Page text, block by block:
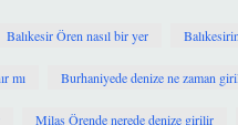
Balıkesir Ören nasıl bir yer
mı Burhaniyede denize ne zaman
Milas Örende nerede denize girilir